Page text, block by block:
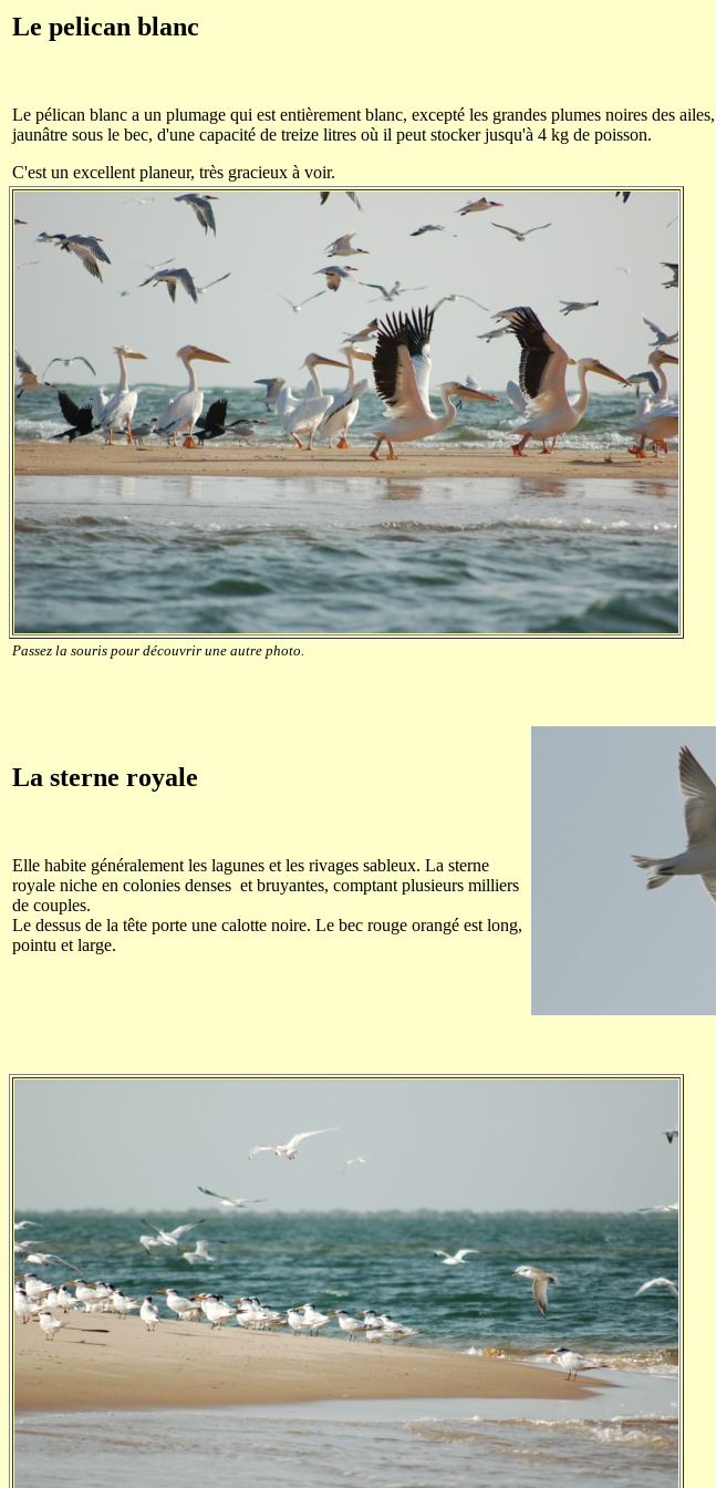
Le pelican blanc
Le pélican blanc a un plumage qui est entièrement blanc, excepté les grandes plumes noires des
jaunâtre sous le bec, d'une capacité de treize litres où il peut stocker jusqu'à 4 kg de poisson.
C'est un excellent planeur, très gracieux à voir.
Passez la souris pour découvrir une autre photo.
La sterne royale
Elle habite généralement les lagunes et les rivages sableux. La sterne
royale niche en colonies denses et bruyantes, comptant plusieurs milliers
de couples.
Le dessus de la tête porte une calotte noire. Le bec rouge orangé est long,
pointu et large.